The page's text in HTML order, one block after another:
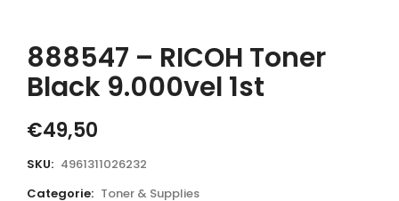
888547 – RICOH Toner
Black 9.000vel 1st
€49,50
SKU: 4961311026232
Categorie: Toner & Supplies